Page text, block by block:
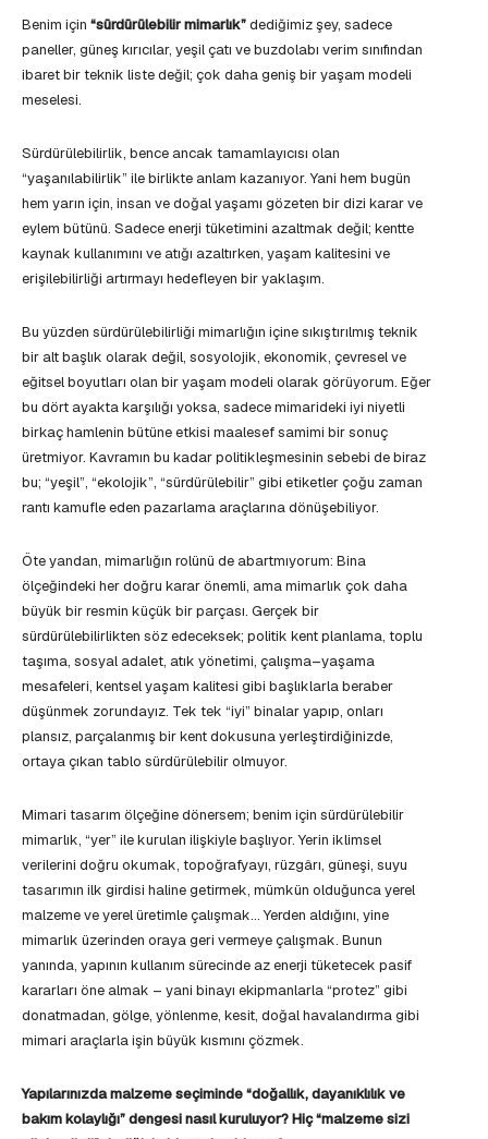
Benim için “sürdürülebilir mimarlık”dediğimiz şey, sadece
paneller, güneş kırıcılar, yeşil çatı ve buzdolabı verim sınıfından
ibaret bir teknik liste değil; çok daha geniş bir yaşam modeli
meselesi.
Sürdürülebilirlik, bence ancak tamamlayıcısı olan
“yaşanılabilirlik” ile birlikte anlam kazanıyor. Yani hem bugün
hem yarın için, insan ve doğal yaşamı gözeten bir dizi karar ve
eylem bütünü. Sadece enerji tüketimini azaltmak değil; kentte
kaynak kullanımını ve atığı azaltırken, yaşam kalitesini ve
erişilebilirliği artırmayı hedefleyen bir yaklaşım.
Bu yüzden sürdürülebilirliği mimarlığın içine sıkıştırılmış teknik
bir alt başlık olarak değil, sosyolojik, ekonomik, çevresel ve
eğitsel boyutları olan bir yaşam modeli olarak görüyorum. Eğer
bu dört ayakta karşılığı yoksa, sadece mimarideki iyi niyetli
birkaç hamlenin bütüne etkisi maalesef samimi bir sonuç
üretmiyor. Kavramın bu kadar politikleşmesinin sebebi de biraz
bu; “yeşil”, “ekolojik”, “sürdürülebilir” gibi etiketler çoğu zaman
rantı kamufle eden pazarlama araçlarına dönüşebiliyor.
Öte yandan, mimarlığın rolünü de abartmıyorum: Bina
ölçeğindeki her doğru karar önemli, ama mimarlık çok daha
büyük bir resmin küçük bir parçası. Gerçek bir
sürdürülebilirlikten söz edeceksek; politik kent planlama, toplu
taşıma, sosyal adalet, atık yönetimi, çalışma–yaşama
mesafeleri, kentsel yaşam kalitesi gibi başlıklarla beraber
düşünmek zorundayız. Tek tek “iyi” binalar yapıp, onları
plansız, parçalanmış bir kent dokusuna yerleştirdiğinizde,
ortaya çıkan tablo sürdürülebilir olmuyor.
Mimari tasarım ölçeğine dönersem; benim için sürdürülebilir
mimarlık, “yer” ile kurulan ilişkiyle başlıyor. Yerin iklimsel
verilerini doğru okumak, topoğrafyayı, rüzgârı, güneşi, suyu
tasarımın ilk girdisi haline getirmek, mümkün olduğunca yerel
malzeme ve yerel üretimle çalışmak… Yerden aldığını, yine
mimarlık üzerinden oraya geri vermeye çalışmak. Bunun
yanında, yapının kullanım sürecinde az enerji tüketecek pasif
kararları öne almak – yani binayı ekipmanlarla “protez” gibi
donatmadan, gölge, yönlenme, kesit, doğal havalandırma gibi
mimari araçlarla işin büyük kısmını çözmek.
Yapılarınızda malzeme seçiminde “doğallık, dayanıklılık ve
bakım kolaylığı” dengesi nasıl kuruluyor? Hiç “malzeme sizi